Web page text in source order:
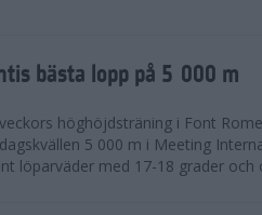
bästa lopp på 5 000 m
höghöjdsträning i Font
5 000 m i Meeting
löparväder med 17-18 grader och